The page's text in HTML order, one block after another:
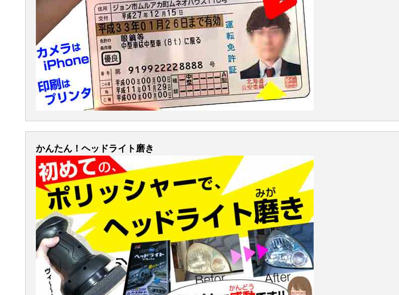
かんたん！ヘッドライト磨き